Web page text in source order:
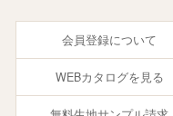
会員登録について
WEBカタログを見る